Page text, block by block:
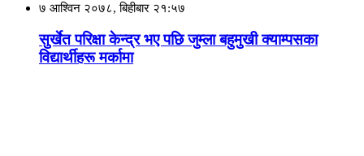
७ आश्विन २०७८, बिहीबार २१:५७
सुर्खेत परिक्षा केन्द्र भए पछि जुम्ला बहुमुखी क्याम्पसका
विद्यार्थीहरू मर्कामा